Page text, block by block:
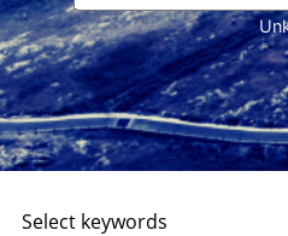
Select keywords